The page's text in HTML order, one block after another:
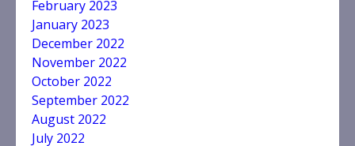
February 2023
January 2023
December 2022
November 2022
October 2022
September 2022
August 2022
July 2022
3
4